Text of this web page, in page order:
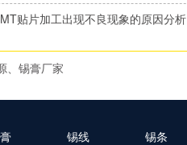
贴片加工出现不良现象的原因分析
、锡膏厂家
锡线 锡条